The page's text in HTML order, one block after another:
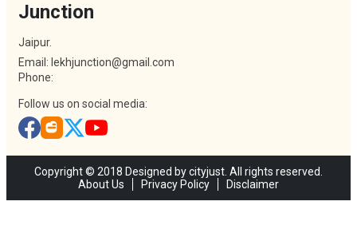
Junction
Jaipur.
Email: lekhjunction@gmail.com
Phone:
Follow us on social media:
Copyright © 2018 Designed by cityjust. All rights reserved.
About Us
Privacy Policy Disclaimer